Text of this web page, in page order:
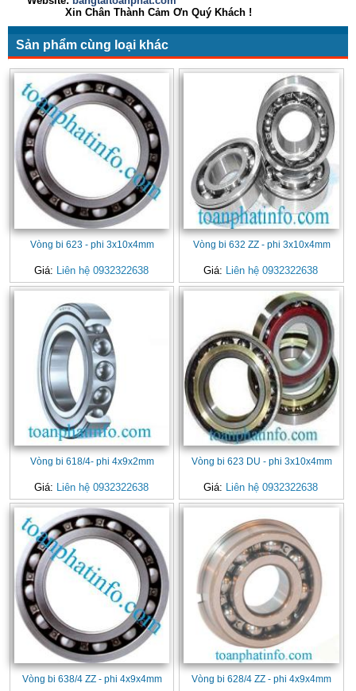
Xin Chân Thành Cảm Ơn Quý Khách !
Sản phẩm cùng loại khác
Vòng bi 623 - phi 3x10x4mm
Giá: Liên hệ 0932322638
Vòng bi 632 ZZ - phi 3x10x4mm
Giá: Liên hệ 0932322638
Vòng bi 618/4- phi 4x9x2mm
Giá: Liên hệ 0932322638
Vòng bi 623 DU - phi 3x10x4mm
Giá: Liên hệ 0932322638
Vòng bi 638/4 ZZ - phi 4x9x4mm Vòng bi 628/4 ZZ - phi 4x9x4mm